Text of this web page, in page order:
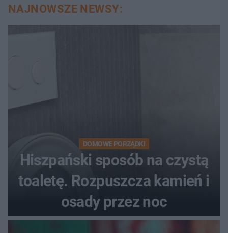
NAJNOWSZE NEWSY:
DOMOWE PORZĄDKI
Hiszpański sposób na czystą
toaletę. Rozpuszcza kamień i
osady przez noc